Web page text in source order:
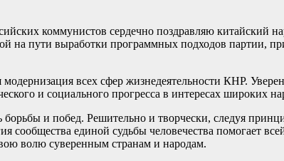
коммунистов сердечно поздравляю китайский
на пути выработки программных подходов партии,
всех сфер жизнедеятельности КНР.
и социального прогресса в интересах широких
и побед. Решительно и творчески, следуя
сообщества единой судьбы человечества помогает
волю суверенным странам и народам.